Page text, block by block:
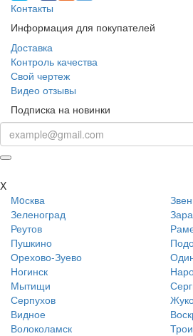
Контакты
Информация для покупателей
Доставка
Контроль качества
Свой чертеж
Видео отзывы
Подписка на новинки
X
Мoсква
Зеленоград
Реутов
Пушкино
Орехово-Зуево
Ногинск
Мытищи
Серпухов
Видное
Волоколамск